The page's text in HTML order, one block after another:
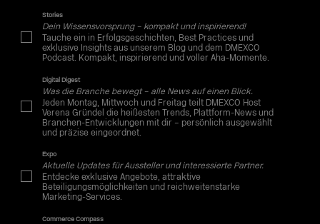
Stories
Dein Wissensvorsprung – kompakt und inspirierend!
Tauche ein in Erfolgsgeschichten, Best Practices und
exklusive Insights aus unserem Blog und dem DMEXCO
Podcast. Kompakt, inspirierend und voller Aha-Momente.
Digital Digest
Was die Branche bewegt – alle News auf einen Blick.
Jeden Montag, Mittwoch und Freitag teilt DMEXCO Host
Verena Gründel die heißesten Trends, Plattform-News und
Branchen-Entwicklungen mit dir – persönlich ausgewählt
und präzise eingeordnet.
Expo
Aktuelle Updates für Aussteller und interessierte Partner.
Entdecke exklusive Angebote, attraktive
Beteiligungsmöglichkeiten und reichweitenstarke
Marketing-Services.
Commerce Compass